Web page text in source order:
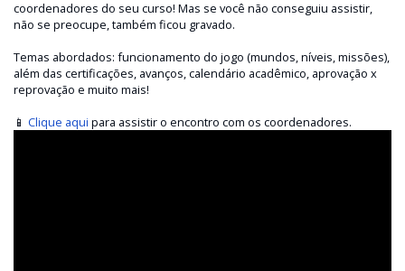
coordenadores do seu curso! Mas se você não conseguiu assistir,
não se preocupe, também ficou gravado.
Temas abordados: funcionamento do jogo (mundos, níveis, missões),
além das certificações, avanços, calendário acadêmico, aprovação x
reprovação e muito mais!
📱 Clique aqui para assistir o encontro com os coordenadores.